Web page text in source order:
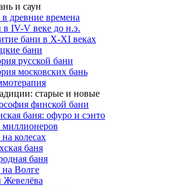
и саун
в древние времена
в IV-V веке до н.э.
бани в X-XI веках
бани
русской бани
московских бань
старые и новые
финской бани
баня: офуро и сэнто
миллионеров
колесах
баня
баня
на Волге
Жевелёва